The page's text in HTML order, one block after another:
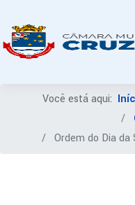
Você está aqui:
Ordem do Dia